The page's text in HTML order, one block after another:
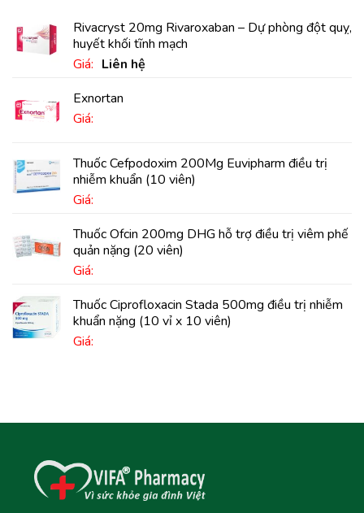
Rivacryst 20mg Rivaroxaban – Dự phòng đột quỵ,
huyết khối tĩnh mạch
Giá: Liên hệ
Exnortan
Giá:
Thuốc Cefpodoxim 200Mg Euvipharm điều trị
nhiễm khuẩn (10 viên)
Giá:
Thuốc Ofcin 200mg DHG hỗ trợ điều trị viêm phế
quản nặng (20 viên)
Giá:
Thuốc Ciprofloxacin Stada 500mg điều trị nhiễm
khuẩn nặng (10 vỉ x 10 viên)
Giá: